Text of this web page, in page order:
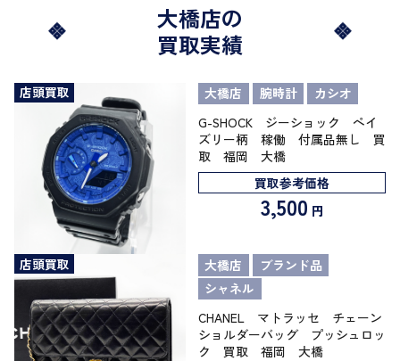
大橋店の
買取実績
店頭買取 大橋店 腕時計
カシオ
G-SHOCK ジーショック ペイ
ズリー柄 稼働 付属品無し 買
取 福岡 大橋
買取参考価格
3,500 円
店頭買取 大橋店
ブランド品
シャネル
CHANEL マトラッセ チェーン
ショルダーバッグ プッシュロッ
ク 買取 福岡 大橋